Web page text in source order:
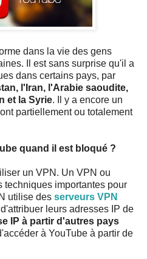
dans la vie des gens
Il est sans surprise qu'il a
dans certains pays, par
l'Iran, l'Arabie saoudite,
et la Syrie. Il y a encore un
partiellement ou totalement
quand il est bloqué ?
un VPN. Un VPN ou
techniques importantes pour
utilise des serveurs VPN
leurs adresses IP de
IP à partir d'autres pays
à YouTube à partir de